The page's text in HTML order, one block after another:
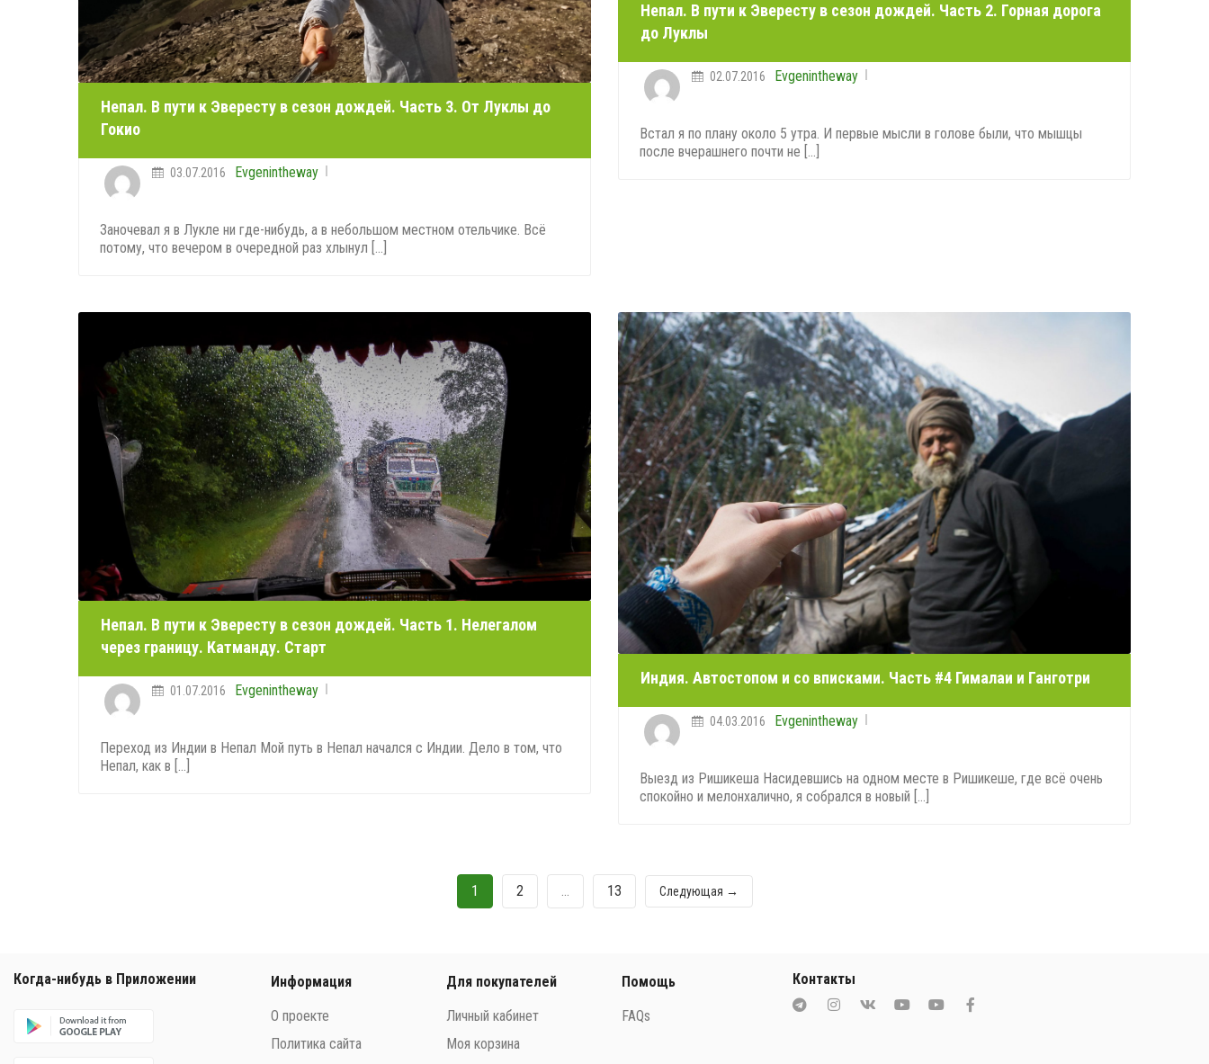
Непал. В пути к Эвересту в сезон дождей. Часть 3. От Луклы до
Гокио
Evgenintheway
03.07.2016
Заночевал я в Лукле ни где-нибудь, а в небольшом местном отельчике. Всё
потому, что вечером в очередной раз хлынул [...]
Непал. В пути к Эвересту в сезон дождей. Часть 2. Горная дорога
до Луклы
Evgenintheway
02.07.2016
Встал я по плану около 5 утра. И первые мысли в голове были, что мышцы
после вчерашнего почти не [...]
Непал. В пути к Эвересту в сезон дождей. Часть 1. Нелегалом
через границу. Катманду. Старт
Evgenintheway
01.07.2016
Переход из Индии в Непал Мой путь в Непал начался с Индии. Дело в том, что
Непал, как в [...]
Индия. Автостопом и со вписками. Часть #4 Гималаи и Ганготри
Evgenintheway
04.03.2016
Выезд из Ришикеша Насидевшись на одном месте в Ришикеше, где всё очень
спокойно и мелонхалично, я собрался в новый [...]
1 2 … 13 Следующая →
Когда-нибудь в Приложении
Информация
О проекте
Политика сайта
Для покупателей
Личный кабинет
Моя корзина
Помощь
FAQs
Контакты